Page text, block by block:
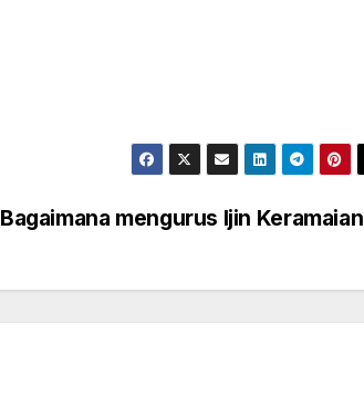
Bagaimana mengurus Ijin Keramaian